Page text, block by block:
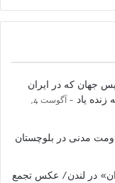
جهان که در ایران
یاد
آگوست 4,
مدنی در بلوچستان
در لندن/ عکس تجمع